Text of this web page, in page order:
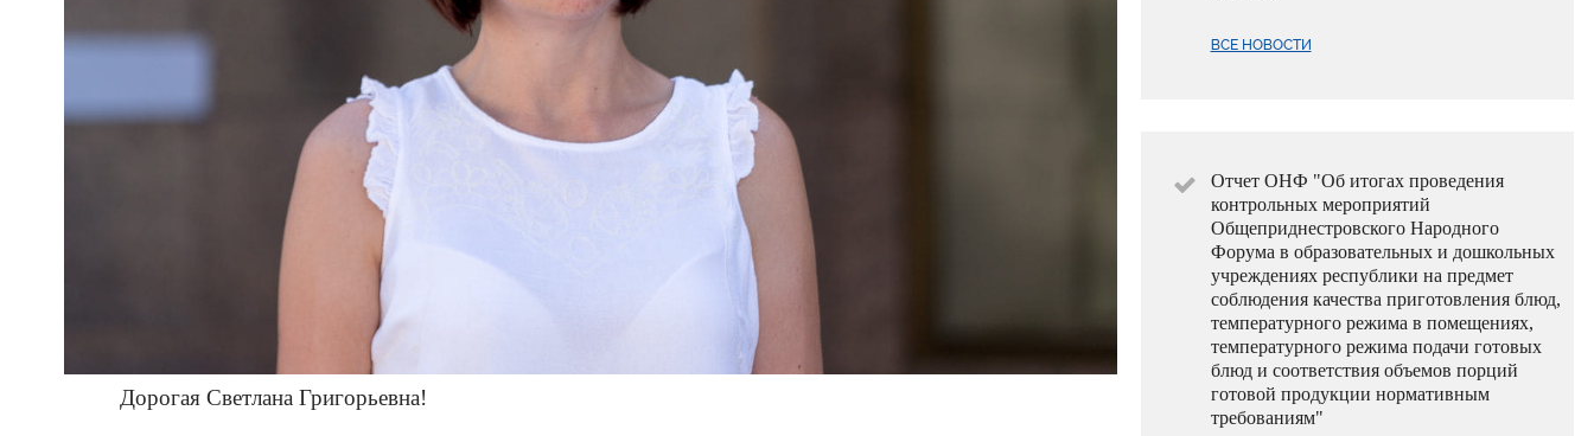
Дорогая Светлана Григорьевна!
ВСЕ НОВОСТИ
Отчет ОНФ "Об итогах проведения
контрольных мероприятий
Общеприднестровского Народного
Форума в образовательных и дошкольных
учреждениях республики на предмет
соблюдения качества приготовления блюд,
температурного режима в помещениях,
температурного режима подачи готовых
блюд и соответствия объемов порций
готовой продукции нормативным
требованиям"